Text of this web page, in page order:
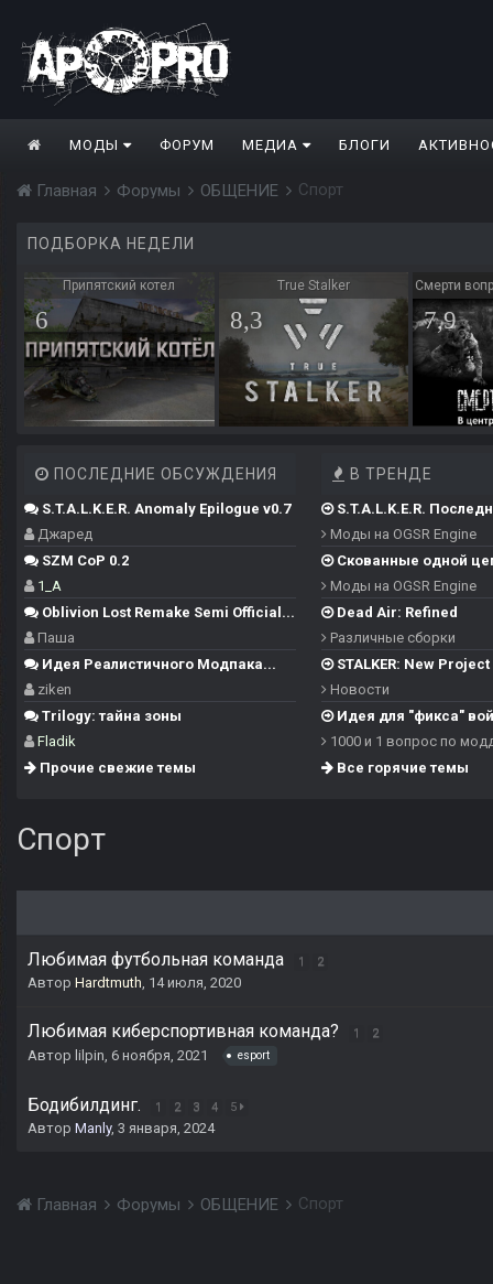
МОДЫ ФОРУМ МЕДИА БЛОГИ
Главная Форумы ОБЩЕНИЕ Спорт
ПОДБОРКА НЕДЕЛИ
Припятский котел
6
True Stalker
8,3
Смерти
7,9
ПОСЛЕДНИЕ ОБСУЖДЕНИЯ
S.T.A.L.K.E.R. Anomaly Epilogue v0.7
Джаред
SZM CoP 0.2
1_A
Oblivion Lost Remake Semi Official...
Паша
Идея Реалистичного Модпака...
ziken
Trilogy: тайна зоны
Fladik
Прочие свежие темы
В ТРЕНДЕ
S.T.A.L.K.E.R.
Моды на OGSR Engine
Скованные одной
Моды на OGSR Engine
Dead Air: Refined
Различные сборки
STALKER: New
Новости
Идея для "фикса"
1000 и 1 вопрос по
Все горячие темы
Спорт
Любимая футбольная команда 1 2
Автор Hardtmuth, 14 июля, 2020
Любимая киберспортивная команда? 1 2
Автор lilpin, 6 ноября, 2021 esport
Бодибилдинг. 1 2 3 4 5
Автор Manly, 3 января, 2024
Главная Форумы ОБЩЕНИЕ Спорт